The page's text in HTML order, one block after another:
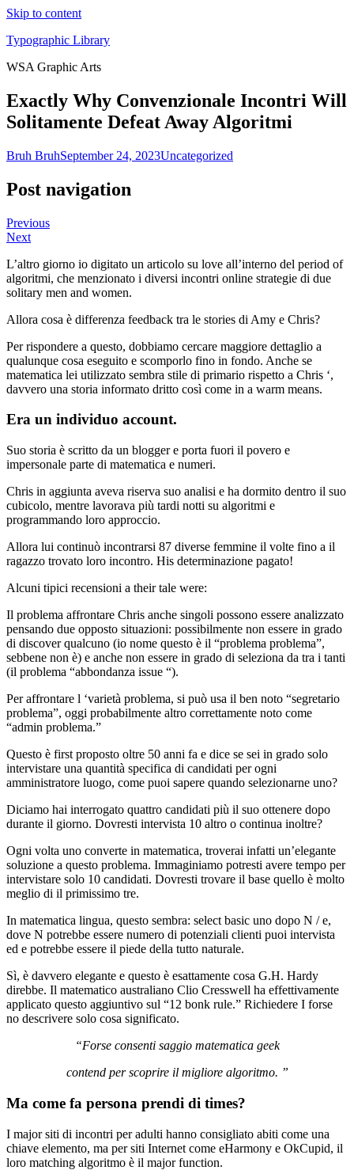
Skip to content
Typographic Library
WSA Graphic Arts
Exactly Why Convenzionale Incontri Will
Solitamente Defeat Away Algoritmi
Bruh BruhSeptember 24, 2023Uncategorized
Post navigation
Previous
Next
L’altro giorno io digitato un articolo su love all’interno del period of
algoritmi, che menzionato i diversi incontri online strategie di due
solitary men and women.
Allora cosa è differenza feedback tra le stories di Amy e Chris?
Per rispondere a questo, dobbiamo cercare maggiore dettaglio a
qualunque cosa eseguito e scomporlo fino in fondo. Anche se
matematica lei utilizzato sembra stile di primario rispetto a Chris ‘,
davvero una storia informato dritto così come in a warm means.
Era un individuo account.
Suo storia è scritto da un blogger e porta fuori il povero e
impersonale parte di matematica e numeri.
Chris in aggiunta aveva riserva suo analisi e ha dormito dentro il suo
cubicolo, mentre lavorava più tardi notti su algoritmi e
programmando loro approccio.
Allora lui continuò incontrarsi 87 diverse femmine il volte fino a il
ragazzo trovato loro incontro. His determinazione pagato!
Alcuni tipici recensioni a their tale were:
Il problema affrontare Chris anche singoli possono essere analizzato
pensando due opposto situazioni: possibilmente non essere in grado
di discover qualcuno (io nome questo è il “problema problema”,
sebbene non è) e anche non essere in grado di seleziona da tra i tanti
(il problema “abbondanza issue “).
Per affrontare l ‘varietà problema, si può usa il ben noto “segretario
problema”, oggi probabilmente altro correttamente noto come
“admin problema.”
Questo è first proposto oltre 50 anni fa e dice se sei in grado solo
intervistare una quantità specifica di candidati per ogni
amministratore luogo, come puoi sapere quando selezionarne uno?
Diciamo hai interrogato quattro candidati più il suo ottenere dopo
durante il giorno. Dovresti intervista 10 altro o continua inoltre?
Ogni volta uno converte in matematica, troverai infatti un’elegante
soluzione a questo problema. Immaginiamo potresti avere tempo per
intervistare solo 10 candidati. Dovresti trovare il base quello è molto
meglio di il primissimo tre.
In matematica lingua, questo sembra: select basic uno dopo N / e,
dove N potrebbe essere numero di potenziali clienti puoi intervista
ed e potrebbe essere il piede della tutto naturale.
Sì, è davvero elegante e questo è esattamente cosa G.H. Hardy
direbbe. Il matematico australiano Clio Cresswell ha effettivamente
applicato questo aggiuntivo sul “12 bonk rule.” Richiedere I forse
no descrivere solo cosa significato.
“Forse consenti saggio matematica geek
contend per scoprire il migliore algoritmo. ”
Ma come fa persona prendi di times?
I major siti di incontri per adulti hanno consigliato abiti come una
chiave elemento, ma per siti Internet come eHarmony e OkCupid, il
loro matching algoritmo è il major function.